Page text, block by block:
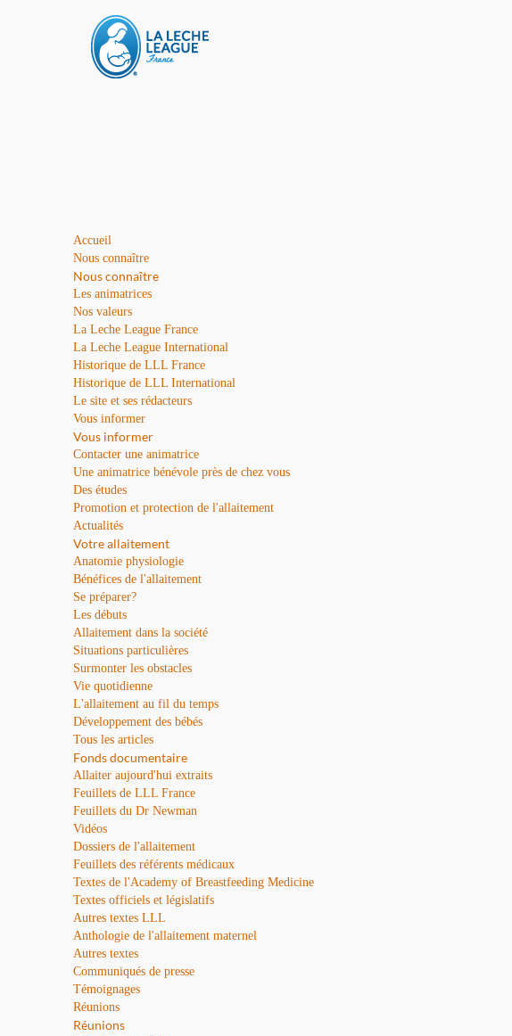
Accueil
Nous connaître
Nous connaître
Les animatrices
Nos valeurs
La Leche League France
La Leche League International
Historique de LLL France
Historique de LLL International
Le site et ses rédacteurs
Vous informer
Vous informer
Contacter une animatrice
Une animatrice bénévole près de chez vous
Des études
Promotion et protection de l'allaitement
Actualités
Votre allaitement
Anatomie physiologie
Bénéfices de l'allaitement
Se préparer?
Les débuts
Allaitement dans la société
Situations particulières
Surmonter les obstacles
Vie quotidienne
L'allaitement au fil du temps
Développement des bébés
Tous les articles
Fonds documentaire
Allaiter aujourd'hui extraits
Feuillets de LLL France
Feuillets du Dr Newman
Vidéos
Dossiers de l'allaitement
Feuillets des référents médicaux
Textes de l'Academy of Breastfeeding Medicine
Textes officiels et législatifs
Autres textes LLL
Anthologie de l'allaitement maternel
Autres textes
Communiqués de presse
Témoignages
Réunions
Réunions